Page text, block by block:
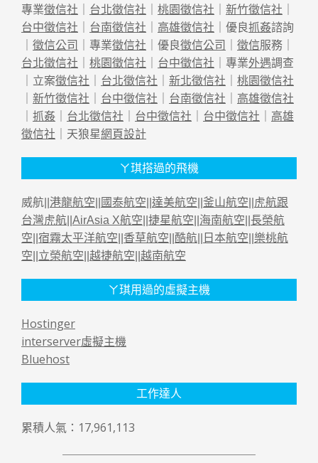
專業徵信社 台北徵信社 桃園徵信社 新竹徵信社
台中徵信社
台南徵信社 高雄徵信社 ｜優良抓姦諮詢
徵信公司 ｜專業徵信社 ｜優良徵信公司 徵信服務｜
台北徵信社
桃園徵信社 台中徵信社 ｜專業外遇調查
｜立案徵信社 台北徵信社 新北徵信社
桃園徵信社
新竹徵信社 台中徵信社 台南徵信社
高雄徵信社
抓姦 台北徵信社 台中徵信社 台中徵信社
高雄
徵信社 ｜天狼星網頁設計
ㄚ琪搭過的飛機
威航|| 港龍航空 國泰航空 達美航空 釜山航空
虎航跟
台灣虎航 AirAsia X航空 捷星航空 海南航空 長榮航
空 宿霧太平洋航空 香草航空 酷航 日本航空 樂桃航
空 立榮航空 越捷航空 越南航空
ㄚ琪用過的虛擬主機
Hostinger
interserver虛擬主機
Bluehost
工作達人
累積人氣：17,961,113